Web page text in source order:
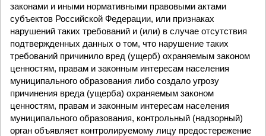
законами и иными нормативными правовыми актами
субъектов Российской Федерации, или признаках
нарушений таких требований и (или) в случае отсутствия
подтвержденных данных о том, что нарушение таких
требований причинило вред (ущерб) охраняемым законом
ценностям, правам и законным интересам населения
муниципального образования либо создало угрозу
причинения вреда (ущерба) охраняемым законом
ценностям, правам и законным интересам населения
муниципального образования, контрольный (надзорный)
орган объявляет контролируемому лицу предостережение